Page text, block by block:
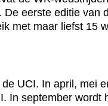
eerste editie van
met maar liefst 15
UCI. In april, mei
In september